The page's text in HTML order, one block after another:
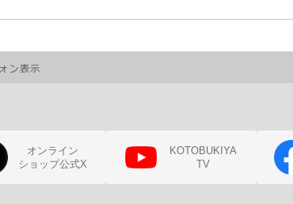
オンライン
ショップ公式X
KOTOBUKIYA
TV